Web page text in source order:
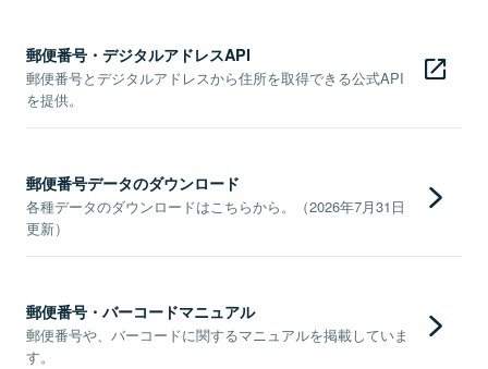
郵便番号・デジタルアドレスAPI
郵便番号とデジタルアドレスから住所を取得できる公式API
を提供。
郵便番号データのダウンロード
各種データのダウンロードはこちらから。（2026年7月31日
更新）
郵便番号・バーコードマニュアル
郵便番号や、バーコードに関するマニュアルを掲載していま
す。